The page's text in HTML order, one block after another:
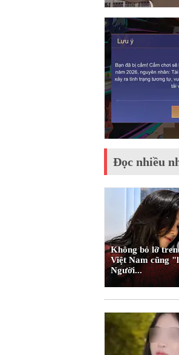
Đọc nhiều
Không bỏ lỡ trend, Miss Earth
Việt Nam cũng "lên đồ" hóa